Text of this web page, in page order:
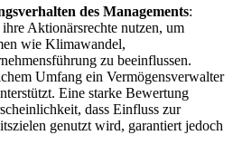
des Managements:
Aktionärsrechte nutzen, um
wie Klimawandel,
zu beeinflussen.
Umfang ein Vermögensverwalter
Eine starke Bewertung
dass Einfluss zur
genutzt wird, garantiert jedoch